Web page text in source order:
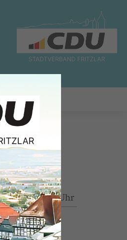
21:02 Uhr